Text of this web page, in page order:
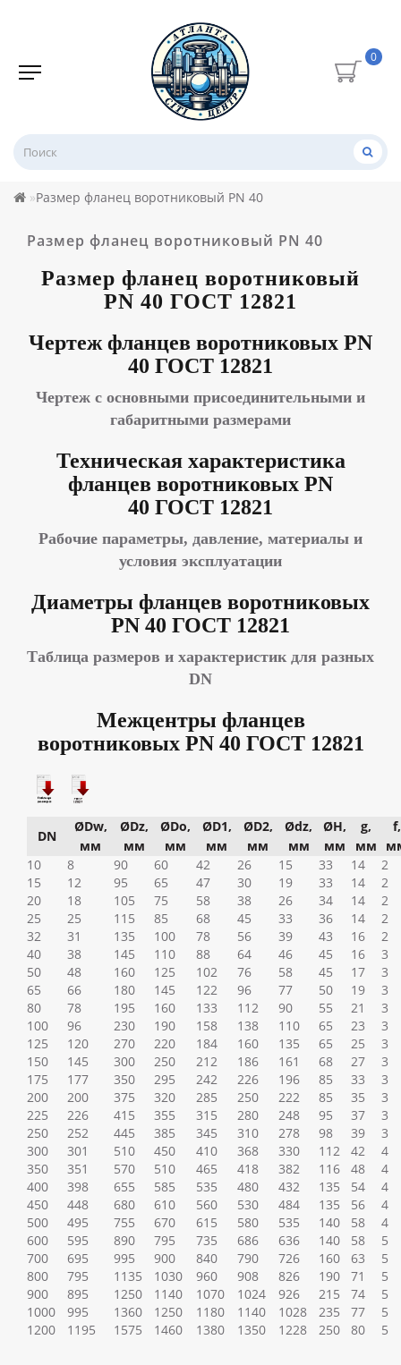
0
Размер фланец воротниковый PN 40
Размер фланец воротниковый PN 40
Размер фланец воротниковый
PN 40 ГОСТ 12821
Чертеж фланцев воротниковых PN
40 ГОСТ 12821
Чертеж с основными присоединительными и
габаритными размерами
Техническая характеристика
фланцев воротниковых PN
40 ГОСТ 12821
Рабочие параметры, давление, материалы и
условия эксплуатации
Диаметры фланцев воротниковых
PN 40 ГОСТ 12821
Таблица размеров и характеристик для разных
DN
Межцентры фланцев
воротниковых PN 40 ГОСТ 12821
DN
ØDw,
мм
ØDz,
мм
ØDo,
мм
ØD1,
мм
ØD2,
мм
Ødz,
мм
ØH,
мм
g,
мм
f,
10
8 90 60 42 26 15 33 14
2
15
12 95 65 47 30 19 33 14
2
20
18 105 75 58 38 26 34 14
2
25
25 115 85 68 45 33 36 14
2
32
31 135 100 78 56 39 43 16
2
40
38 145 110 88 64 46 45 16
3
50
48 160 125 102 76 58 45 17
3
65
66 180 145 122 96 77 50 19
3
80
78 195 160 133 112 90 55 21
3
100
96 230 190 158 138 110 65 23
3
125
120 270 220 184 160 135 65 25
3
150
145 300 250 212 186 161 68 27
3
175
177 350 295 242 226 196 85 33
3
200
200 375 320 285 250 222 85 35
3
225
226 415 355 315 280 248 95 37
3
250
252 445 385 345 310 278 98 39
3
300
301 510 450 410 368 330 112 42
4
350
351 570 510 465 418 382 116 48
4
400
398 655 585 535 480 432 135 54
4
450
448 680 610 560 530 484 135 56
4
500
495 755 670 615 580 535 140 58
4
600
595 890 795 735 686 636 140 58
5
700
695 995 900 840 790 726 160 63
5
800
795 1135 1030 960 908 826 190 71
5
900
895 1250 1140 1070 1024 926 215 74
5
1000
995 1360 1250 1180 1140 1028 235 77
5
1200
1195 1575 1460 1380 1350 1228 250 80 5